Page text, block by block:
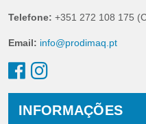
Telefone: +351 272 108 175
Email: info@prodimaq.pt
INFORMAÇÕES